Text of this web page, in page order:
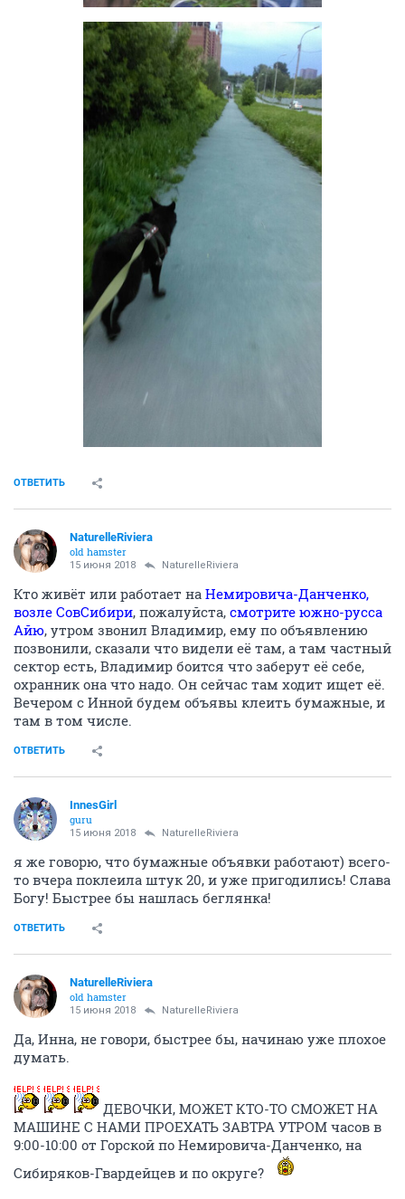
ОТВЕТИТЬ
NaturelleRiviera
old hamster
15 июня 2018 NaturelleRiviera
Кто живёт или работает на Немировича-Данченко,
возле СовСибири, пожалуйста, смотрите южно-русса
Айю, утром звонил Владимир, ему по объявлению
позвонили, сказали что видели её там, а там частный
сектор есть, Владимир боится что заберут её себе,
охранник она что надо. Он сейчас там ходит ищет её.
Вечером с Инной будем объявы клеить бумажные, и
там в том числе.
ОТВЕТИТЬ
InnesGirl
guru
15 июня 2018 NaturelleRiviera
я же говорю, что бумажные объявки работают) всего-
то вчера поклеила штук 20, и уже пригодились! Слава
Богу! Быстрее бы нашлась беглянка!
ОТВЕТИТЬ
NaturelleRiviera
old hamster
15 июня 2018 NaturelleRiviera
Да, Инна, не говори, быстрее бы, начинаю уже плохое
думать.
ДЕВОЧКИ, МОЖЕТ КТО-ТО СМОЖЕТ НА
МАШИНЕ С НАМИ ПРОЕХАТЬ ЗАВТРА УТРОМ часов в
9:00-10:00 от Горской по Немировича-Данченко, на
Сибиряков-Гвардейцев и по округе?